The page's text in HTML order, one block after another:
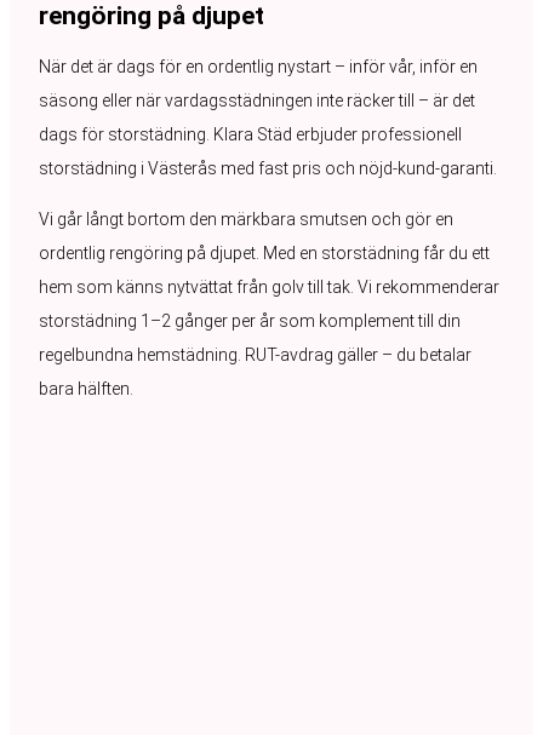
rengöring på djupet
När det är dags för en ordentlig nystart – inför vår, inför en
säsong eller när vardagsstädningen inte räcker till – är det
dags för storstädning. Klara Städ erbjuder professionell
storstädning i Västerås med fast pris och nöjd-kund-garanti.
Vi går långt bortom den märkbara smutsen och gör en
ordentlig rengöring på djupet. Med en storstädning får du ett
hem som känns nytvättat från golv till tak. Vi rekommenderar
storstädning 1–2 gånger per år som komplement till din
regelbundna hemstädning. RUT-avdrag gäller – du betalar
bara hälften.